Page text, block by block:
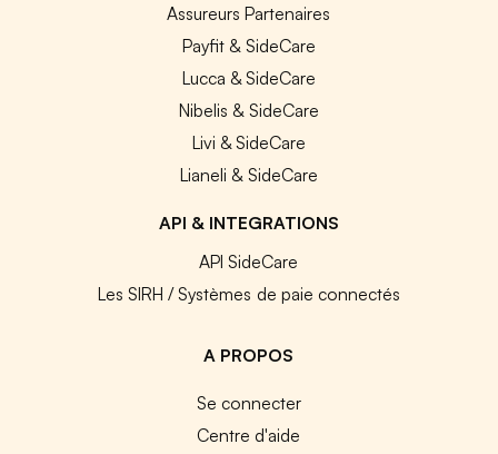
Assureurs Partenaires
Payfit & SideCare
Lucca & SideCare
Nibelis & SideCare
Livi & SideCare
Lianeli & SideCare
API & INTEGRATIONS
API SideCare
Les SIRH / Systèmes de paie connectés
A PROPOS
Se connecter
Centre d'aide